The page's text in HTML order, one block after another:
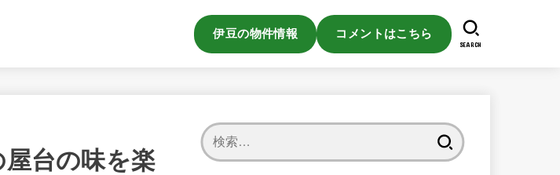
伊豆の物件情報 コメントはこちら
SEARCH
台の味を楽